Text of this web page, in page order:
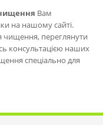
Вам
на нашому сайті.
переглянути
консультацією наших
спеціально для